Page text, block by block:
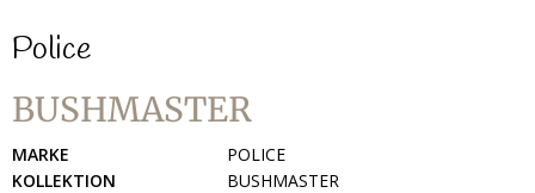
Police
BUSHMASTER
MARKE
POLICE
KOLLEKTION
BUSHMASTER